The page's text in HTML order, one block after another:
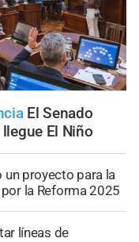
El Senado
El Niño
un proyecto para la
la Reforma 2025
líneas de